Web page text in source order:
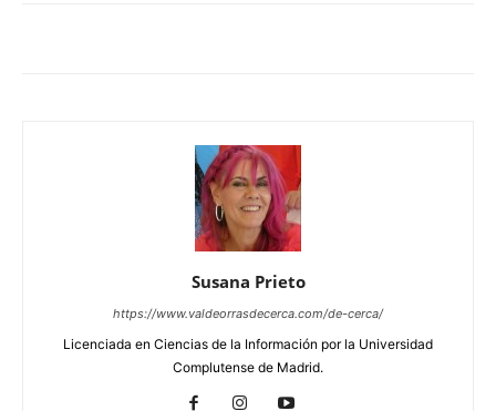
Susana Prieto
https://www.valdeorrasdecerca.com/de-cerca/
Licenciada en Ciencias de la Información por la Universidad
Complutense de Madrid.